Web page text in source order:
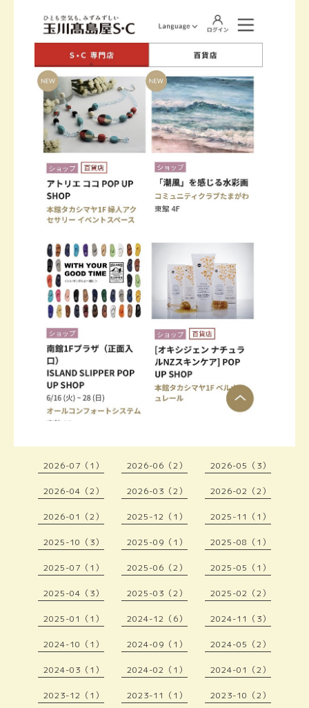
2026-07（1） 2026-06（2） 2026-05（3）
2026-04（2） 2026-03（2） 2026-02（2）
2026-01（2） 2025-12（1） 2025-11（1）
2025-10（3） 2025-09（1） 2025-08（1）
2025-07（1） 2025-06（2） 2025-05（1）
2025-04（3） 2025-03（2） 2025-02（2）
2025-01（1） 2024-12（6） 2024-11（3）
2024-10（1） 2024-09（1） 2024-05（2）
2024-03（1） 2024-02（1） 2024-01（2）
2023-12（1） 2023-11（1） 2023-10（2）